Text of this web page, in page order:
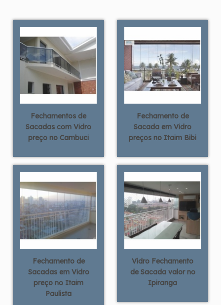
Fechamentos de
Sacadas com Vidro
preço no Cambuci
Fechamento de
Sacada em Vidro
preços no Itaim Bibi
Fechamento de
Sacadas em Vidro
preço no Itaim
Paulista
Vidro Fechamento
de Sacada valor no
Ipiranga